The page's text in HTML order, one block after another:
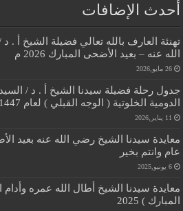
أحدث الإضافات
تهنئة العارف بالله تعالي فضيلة الشيخ أ
الله عنه – بعيد الأضحى المبارك 2026 م
26 مايو,2026
جدول رحلة فضيلة سيدنا الشيخ أ . د /
الدومية الخلوتية ( الوجه القبلي ) لعام 1447هـ/2026 م
11 يناير,2026
عام وانتم بخير
6 يونيو,2025
معايدة سيدنا الشيخ أطال الله عمره وأدام
المبارك ) 2025